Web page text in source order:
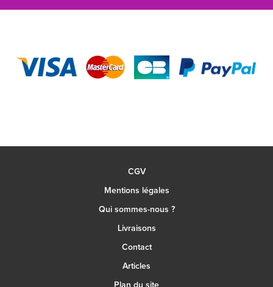
CGV
Mentions légales
Qui sommes-nous ?
Livraisons
Contact
Articles
Plan du site